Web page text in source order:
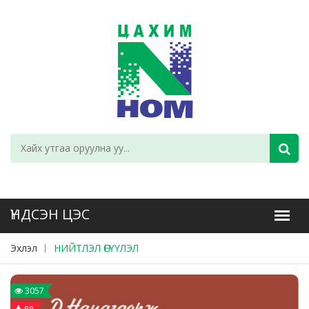
Эхлэл НИЙТЛЭЛ ӨГҮҮЛЭЛ
3057